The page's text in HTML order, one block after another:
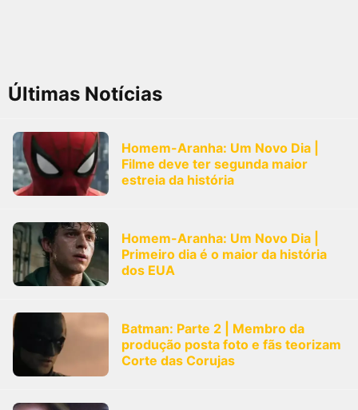
Últimas Notícias
Homem-Aranha: Um Novo Dia |
Filme deve ter segunda maior
estreia da história
Homem-Aranha: Um Novo Dia |
Primeiro dia é o maior da história
dos EUA
Batman: Parte 2 | Membro da
produção posta foto e fãs teorizam
Corte das Corujas